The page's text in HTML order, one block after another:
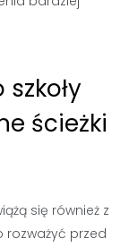
ścieżki
się również z
przed